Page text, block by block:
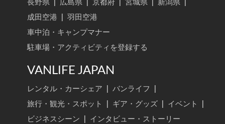
長野県
広島県 京都府 宮城県 新潟県
成田空港
羽田空港
車中泊・キャンプマナー
駐車場・アクティビティを登録する
VANLIFE JAPAN
レンタル・カーシェア バンライフ
旅行・観光・スポット
ギア・グッズ イベント
ビジネスシーン
インタビュー・ストーリー